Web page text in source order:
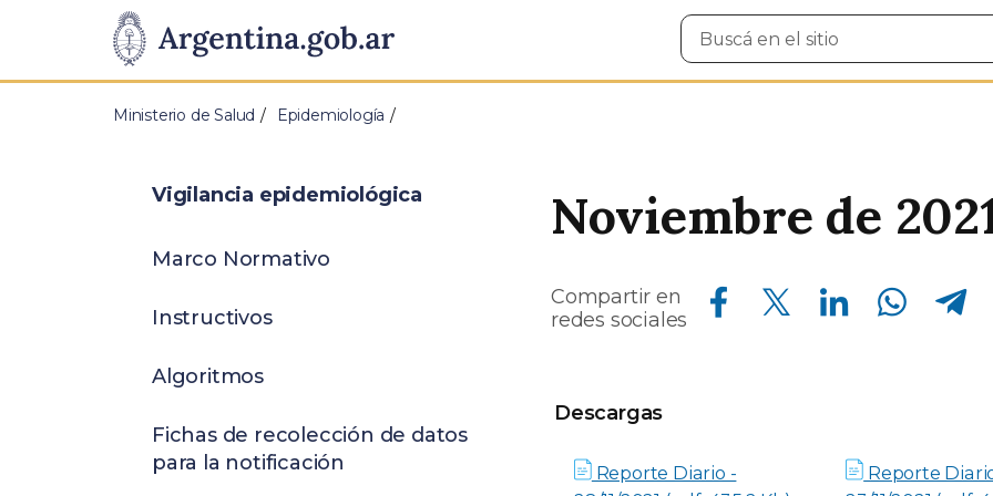
Presidencia
de
Pasar al contenido principal
Buscar
en
Ministerio de Salud Epidemiología
Noviembre de
Compartir en
redes sociales
Compartir en Facebook Compartir en Twitter Compartir en Linkedin Compartir en Whatsapp Compartir en Telegram
Descargas
Descargas
Reporte Diario -
Reporte
Vigilancia epidemiológica
Marco Normativo
Instructivos
Algoritmos
Fichas de recolección de datos
para la notificación